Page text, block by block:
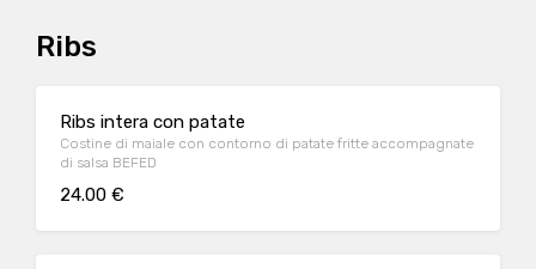
Ribs
Ribs intera con patate
Costine di maiale con contorno di patate fritte accompagnate
di salsa BEFED
24.00 €